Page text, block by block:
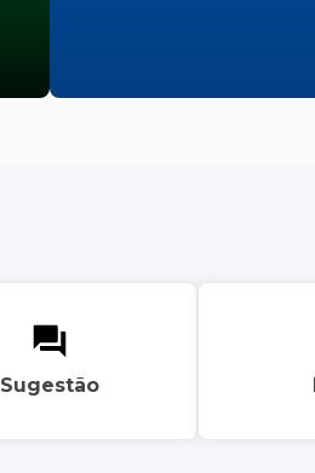
Sugestão